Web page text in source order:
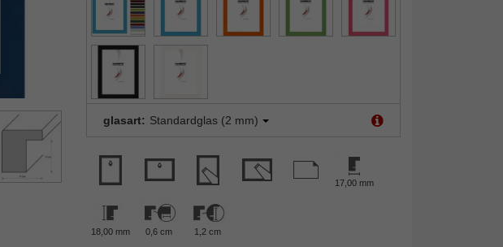
glasart: Standardglas (2 mm)
17,00 mm
18,00 mm 0,6 cm 1,2 cm